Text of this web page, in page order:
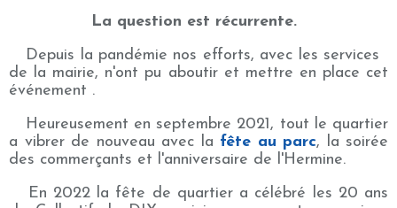
La question est récurrente.
Depuis la pandémie nos efforts, avec les services
de la mairie, n'ont pu aboutir et mettre en place cet
événement .
Heureusement en septembre 2021, tout le quartier
a vibrer de nouveau avec la fête au parc, la soirée
des commerçants et l'anniversaire de l'Hermine.
En 2022 la fête de quartier a célébré les 20 ans